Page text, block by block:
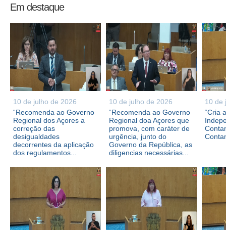
Em destaque
10 de julho de 2026
“Recomenda ao Governo
Regional dos Açores a
correção das
desigualdades
decorrentes da aplicação
dos regulamentos...
10 de julho de 2026
“Recomenda ao Governo
Regional doa Açores que
promova, com caráter de
urgência, junto do
Governo da República, as
diligencias necessárias...
10 de
“Cria